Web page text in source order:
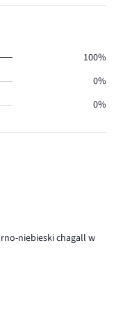
niebieski chagall w
100%
0%
0%